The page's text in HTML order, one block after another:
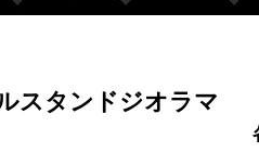
スタンドジオラマ